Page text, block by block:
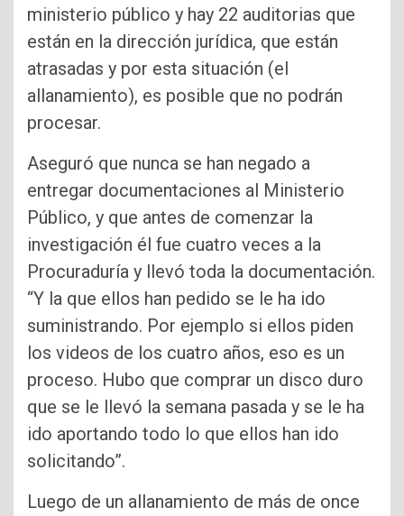
ministerio público y hay 22 auditorias que
están en la dirección jurídica, que están
atrasadas y por esta situación (el
allanamiento), es posible que no podrán
procesar.
Aseguró que nunca se han negado a
entregar documentaciones al Ministerio
Público, y que antes de comenzar la
investigación él fue cuatro veces a la
Procuraduría y llevó toda la documentación.
“Y la que ellos han pedido se le ha ido
suministrando. Por ejemplo si ellos piden
los videos de los cuatro años, eso es un
proceso. Hubo que comprar un disco duro
que se le llevó la semana pasada y se le ha
ido aportando todo lo que ellos han ido
solicitando”.
Luego de un allanamiento de más de once